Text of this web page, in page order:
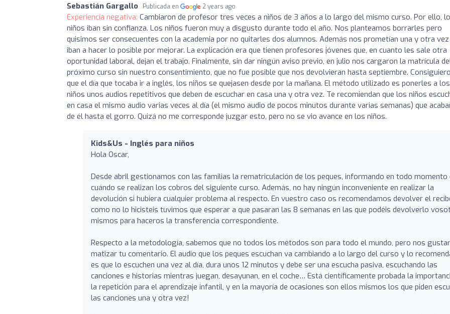
Sebastián Gargallo Publicada en 2 years ago
Experiencia negativa: Cambiaron de profesor tres veces a niños de 3 años a lo largo del mismo curso. Por ello,
niños iban sin confianza. Los niños fueron muy a disgusto durante todo el año. Nos planteamos borrarles pero
quisimos ser consecuentes con la academia por no quitarles dos alumnos. Además nos prometían una y otra vez
iban a hacer lo posible por mejorar. La explicación era que tienen profesores jóvenes que, en cuanto les sale otra
oportunidad laboral, dejan el trabajo. Finalmente, sin dar ningún aviso previo, en julio nos cargaron la matrícula
próximo curso sin nuestro consentimiento, que no fue posible que nos devolvieran hasta septiembre.
que el día que tocaba ir a inglés, los niños se quejasen desde por la mañana. El método utilizado es ponerles a los
niños unos audios repetitivos que deben de escuchar en casa una y otra vez. Te recomiendan que los niños
en casa el mismo audio varias veces al día (el mismo audio de pocos minutos durante varias semanas) que
de él hasta el gorro. Quizá no me corresponde juzgar esto, pero no se vio avance en los niños.
Kids&Us - Inglés para niños
Hola Oscar,
Desde abril gestionamos con las familias la rematriculación de los peques, informando en todo momento
cuándo se realizan los cobros del siguiente curso. Además, no hay ningún inconveniente en realizar la
devolución si hubiera cualquier problema al respecto. En vuestro caso os recomendamos devolver el
como no lo hicisteis tuvimos que esperar a que pasaran las 8 semanas en las que podéis devolverlo
mismos para haceros la transferencia correspondiente.
Respecto a la metodología, sabemos que no todos los métodos son para todo el mundo, pero nos
matizar tu comentario. El audio que los peques escuchan va cambiando a lo largo del curso y lo
es que lo escuchen una vez al día, dura unos 12 minutos y debe ser una escucha pasiva, escuchando las
canciones e historias mientras juegan, desayunan, en el coche… Está científicamente probada la
la repetición para el aprendizaje infantil, y en la mayoría de ocasiones son ellos mismos los que piden
las canciones una y otra vez!